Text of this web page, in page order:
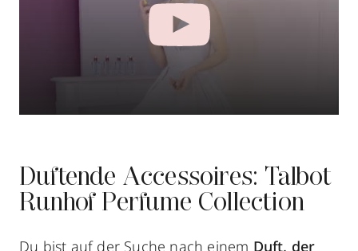
Duftende Accessoires: Talbot
Runhof Perfume Collection
Du bist auf der Suche nach einem Duft, der